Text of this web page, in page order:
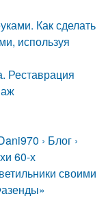
Как сделать
используя
Реставрация
› Блог ›
60-х
своими